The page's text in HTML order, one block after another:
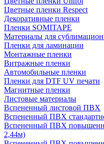
Цветные пленки Respect
Декоративные пленки
Пленки SOMITAPE
Материалы для
Пленки для ламинации
Монтажные пленки
Витражные пленки
Автомобильные пленки
Пленки для DTF UV печати
Магнитные пленки
Листовые материалы
Вспененный листовой ПВХ
Вспененный ПВХ
Вспененный ПВХ
2,44м)